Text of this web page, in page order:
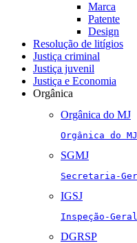
Marca
Patente
Design
Resolução de litígios
Justiça criminal
Justiça juvenil
Justiça e Economia
Orgânica
Orgânica do MJ
Orgânica do
SGMJ
Secretaria-
IGSJ
Inspeção-
DGRSP